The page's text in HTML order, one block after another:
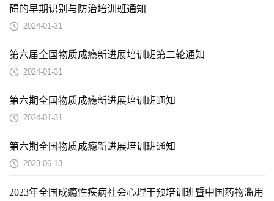
碍的早期识别与防治培训班通知
2024-01-31
第六届全国物质成瘾新进展培训班第二轮通知
2024-01-31
第六期全国物质成瘾新进展培训班通知
2024-01-31
第六期全国物质成瘾新进展培训班通知
2023-06-13
2023年全国成瘾性疾病社会心理干预培训班暨中国药物滥用